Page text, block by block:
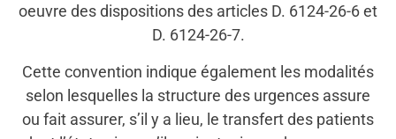
oeuvre des dispositions des articles D. 6124-26-6 et
D. 6124-26-7.
Cette convention indique également les modalités
selon lesquelles la structure des urgences assure
ou fait assurer, s’il y a lieu, le transfert des patients